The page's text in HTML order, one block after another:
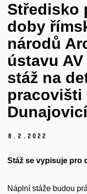
Středisko
doby
národů
ústavu
stáž na
pracovišti
8. 2. 2022
Stáž se vypisuje pro
Náplní stáže budou